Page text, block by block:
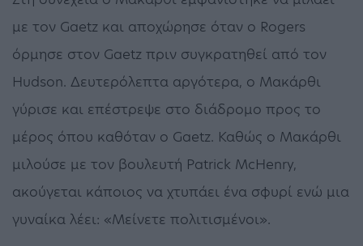
με τον Gaetz και αποχώρησε όταν ο Rogers
όρμησε στον Gaetz πριν συγκρατηθεί από τον
Hudson. Δευτερόλεπτα αργότερα, ο Μακάρθι
γύρισε και επέστρεψε στο διάδρομο προς το
μέρος όπου καθόταν ο Gaetz. Καθώς ο Μακάρθι
μιλούσε με τον βουλευτή Patrick McHenry,
ακούγεται κάποιος να χτυπάει ένα σφυρί ενώ μια
γυναίκα λέει: «Μείνετε πολιτισμένοι».